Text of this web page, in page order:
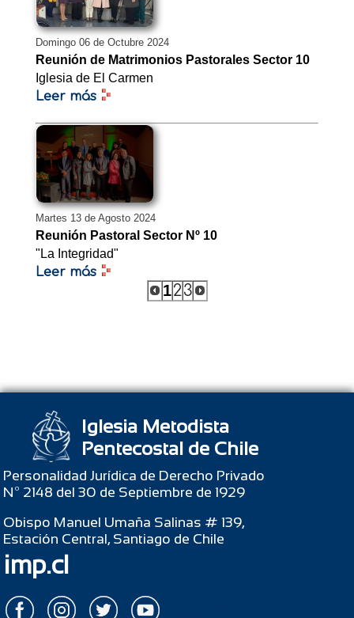
Domingo 06 de Octubre 2024
Reunión de Matrimonios Pastorales Sector 10
Iglesia de El Carmen
Leer más
Martes 13 de Agosto 2024
Reunión Pastoral Sector Nº 10
"La Integridad"
Leer más
123
Iglesia Metodista
Pentecostal de Chile
Personalidad Jurídica de Derecho Privado
Nº 2148 del 30 de Septiembre de 1929
Obispo Manuel Umaña Salinas # 139,
Estación Central, Santiago de Chile
imp.cl